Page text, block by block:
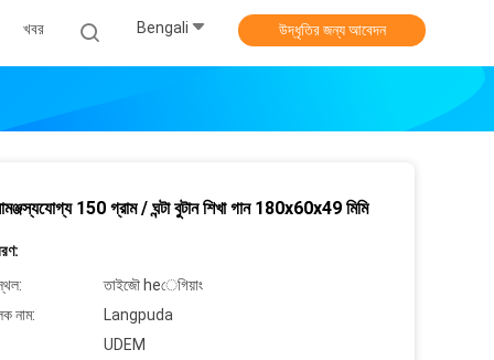
খবর Bengali উদ্ধৃতির জন্য আবেদন
150 গ্রাম / ঘন্টা বুটান শিখা গান 180x60x49 মিমি
তাইজৌ heেগিয়াং
নাম:
Langpuda
UDEM